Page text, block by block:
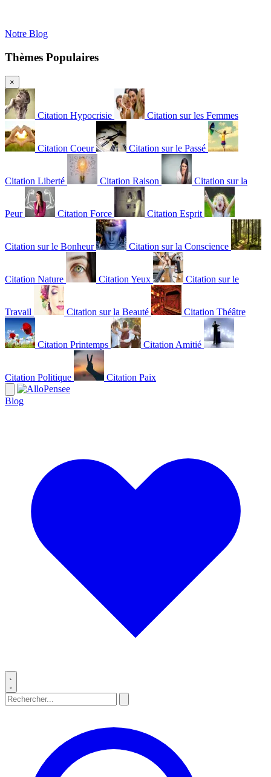
Notre Blog
Thèmes Populaires
×
Citation Hypocrisie Citation sur les Femmes
Citation Coeur Citation sur le Passé
Citation Liberté Citation Raison Citation sur la
Peur Citation Force Citation Esprit
Citation sur le Bonheur Citation sur la Conscience
Citation Nature Citation Yeux Citation sur le
Travail Citation sur la Beauté Citation Théâtre
Citation Printemps Citation Amitié
Citation Politique Citation Paix
Blog